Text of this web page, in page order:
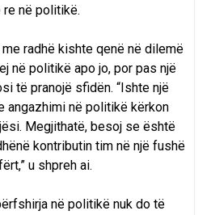
në politikë.
radhë kishte qenë në dilemë
në politikë apo jo, por pas një
të pranojë sfidën. “Ishte një
angazhimi në politikë kërkon
Megjithatë, besoj se është
kontributin tim në një fushë
u shpreh ai.
në politikë nuk do të